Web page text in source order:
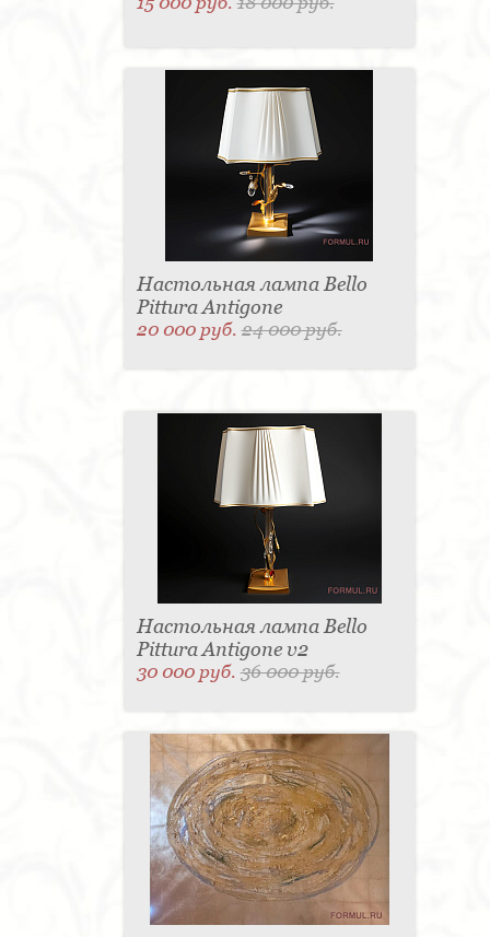
Настольная лампа Bello
Pittura Antigone
20 000 руб.24 000 руб.
Настольная лампа Bello
Pittura Antigone v2
30 000 руб.36 000 руб.